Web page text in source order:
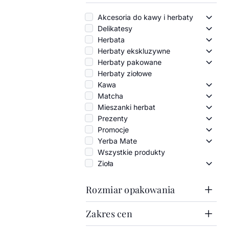
Akcesoria do kawy i herbaty
Delikatesy
Herbata
Herbaty ekskluzywne
Herbaty pakowane
Herbaty ziołowe
Kawa
Kawa -
Matcha
Mieszanki herbat
Prezenty
Promocje
Yerba Mate
Wszystkie produkty
Zioła
Zioła -
Rozmiar opakowania
1000g
Zakres cen